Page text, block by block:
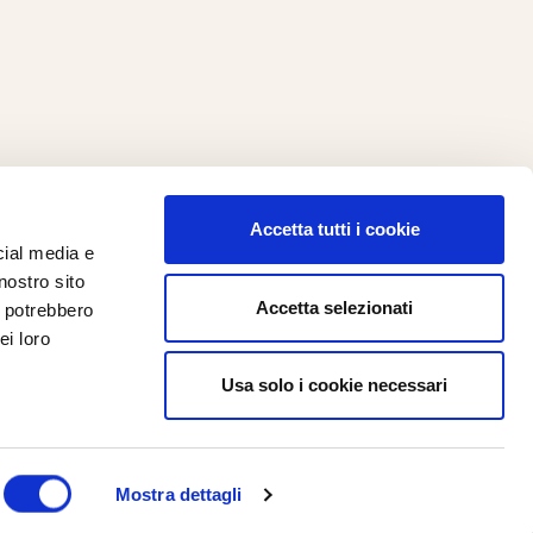
media e
sito
loro
Mostra dettagli
Accetta tutti i cookie
Accetta selezionati
Usa solo i cookie necessari
162 srl